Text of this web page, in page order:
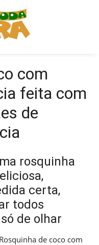
com
feita com
de
rosquinha
certa,
todos
de olhar
Rosquinha de coco com